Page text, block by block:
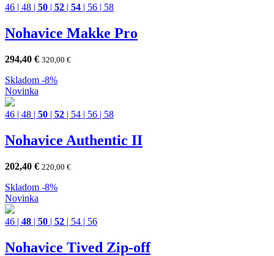
46 | 48 | 50 | 52 | 54 | 56 | 58
Nohavice Makke Pro
294,40 € 320,00 €
Skladom -8%
Novinka
46 | 48 | 50 | 52 | 54 | 56 | 58
Nohavice Authentic II
202,40 € 220,00 €
Skladom -8%
Novinka
46 | 48 | 50 | 52 | 54 | 56
Nohavice Tived Zip-off